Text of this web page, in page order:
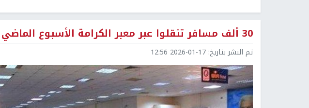
30 ألف مسافر تنقلوا عبر معبر الكرامة الأسبوع الماضي
تم النشر بتاريخ: 2026-01-17 12:56